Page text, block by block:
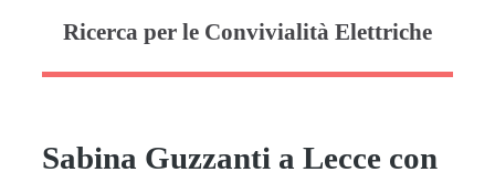
Ricerca per le Convivialità Elettriche
Sabina Guzzanti a Lecce con